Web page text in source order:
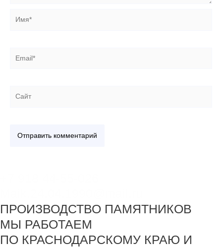
ПРОИЗВОДСТВО ПАМЯТНИКОВ
МЫ РАБОТАЕМ
ПО КРАСНОДАРСКОМУ КРАЮ И